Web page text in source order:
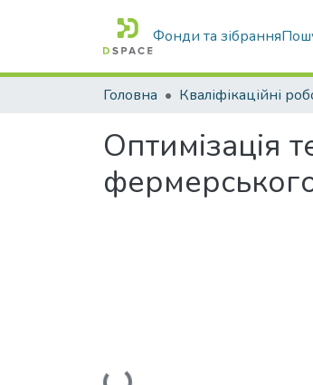
Фонди та зібрання
Головна Кваліфікаційні
Оптимізація